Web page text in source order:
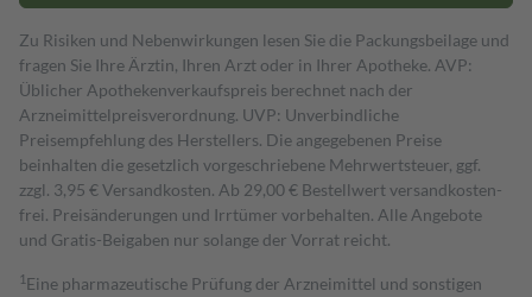
Zu Risiken und Nebenwirkungen lesen Sie die Packungsbeilage und
fragen Sie Ihre Ärztin, Ihren Arzt oder in Ihrer Apotheke. AVP:
Üblicher Apothekenverkaufspreis berechnet nach der
Arzneimittelpreisverordnung. UVP: Unverbindliche
Preisempfehlung des Herstellers. Die angegebenen Preise
beinhalten die gesetzlich vorgeschriebene Mehrwertsteuer, ggf.
zzgl. 3,95 € Versandkosten. Ab 29,00 € Bestell­wert versand­kosten­
frei. Preisänderungen und Irrtümer vorbehalten. Alle Angebote
und Gratis-Beigaben nur solange der Vorrat reicht.
1 Eine pharmazeutische Prüfung der Arzneimittel und sonstigen